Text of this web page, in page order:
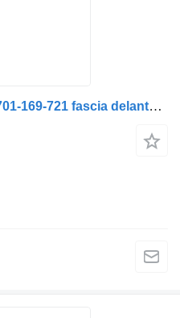
Capac Bară Față Dreapta 1701-169-721 fascia delantera para Solaris Albastru camión